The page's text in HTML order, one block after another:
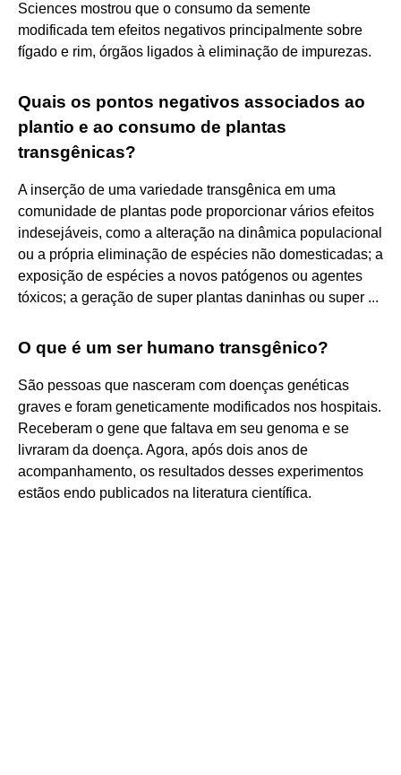
Sciences mostrou que o consumo da semente
modificada tem efeitos negativos principalmente sobre
fígado e rim, órgãos ligados à eliminação de impurezas.
Quais os pontos negativos associados ao
plantio e ao consumo de plantas
transgênicas?
A inserção de uma variedade transgênica em uma
comunidade de plantas pode proporcionar vários efeitos
indesejáveis, como a alteração na dinâmica populacional
ou a própria eliminação de espécies não domesticadas; a
exposição de espécies a novos patógenos ou agentes
tóxicos; a geração de super plantas daninhas ou super ...
O que é um ser humano transgênico?
São pessoas que nasceram com doenças genéticas
graves e foram geneticamente modificados nos hospitais.
Receberam o gene que faltava em seu genoma e se
livraram da doença. Agora, após dois anos de
acompanhamento, os resultados desses experimentos
estãos endo publicados na literatura científica.